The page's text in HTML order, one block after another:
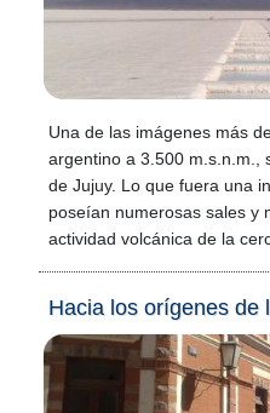
Una de las imágenes más
argentino a 3.500 m.s.n.m.,
de Jujuy. Lo que fuera una
poseían numerosas sales y
actividad volcánica de la
Hacia los orígenes de